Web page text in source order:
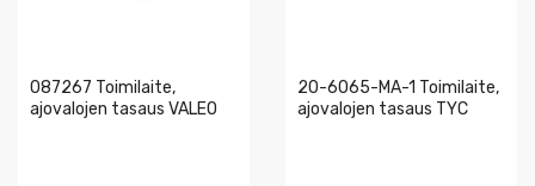
087267 Toimilaite,
ajovalojen tasaus VALEO
20-6065-MA-1 Toimilaite,
ajovalojen tasaus TYC